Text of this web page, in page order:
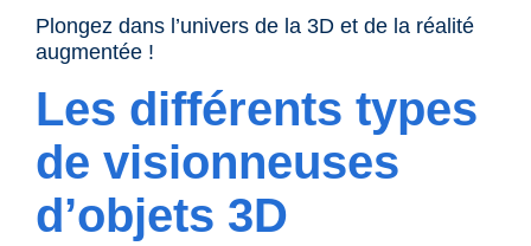
Plongez dans l’univers de la 3D et de la réalité
augmentée !
Les différents types
de visionneuses
d’objets 3D